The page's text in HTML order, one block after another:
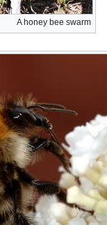
A honey bee swarm